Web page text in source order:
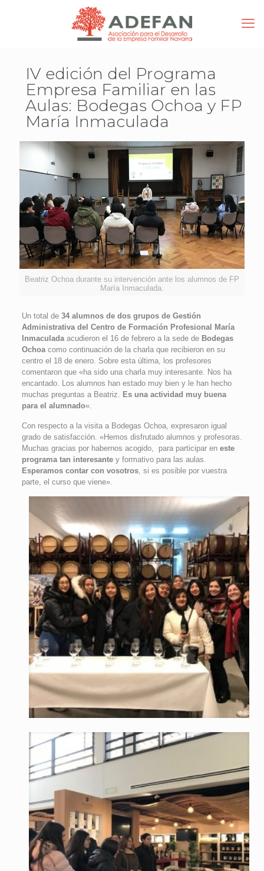
IV edición del Programa
Empresa Familiar en las
Aulas: Bodegas Ochoa y FP
María Inmaculada
Beatriz Ochoa durante su intervención ante los alumnos de FP
María Inmaculada.
Un total de34 alumnos de dos grupos de Gestión
Administrativa del Centro de Formación Profesional María
Inmaculada acudieron el 16 de febrero a la sede de Bodegas
Ochoa como continuación de la charla que recibieron en su
centro el 18 de enero. Sobre esta última, los profesores
comentaron que «ha sido una charla muy interesante. Nos ha
encantado. Los alumnos han estado muy bien y le han hecho
muchas preguntas a Beatriz. Es una actividad muy buena
para el alumnado«.
Con respecto a la visita a Bodegas Ochoa, expresaron igual
grado de satisfacción. «Hemos disfrutado alumnos y profesoras.
Muchas gracias por habernos acogido, para participar en este
programa tan interesantey formativo para las aulas.
Esperamos contar con vosotros, si es posible por vuestra
parte, el curso que viene».